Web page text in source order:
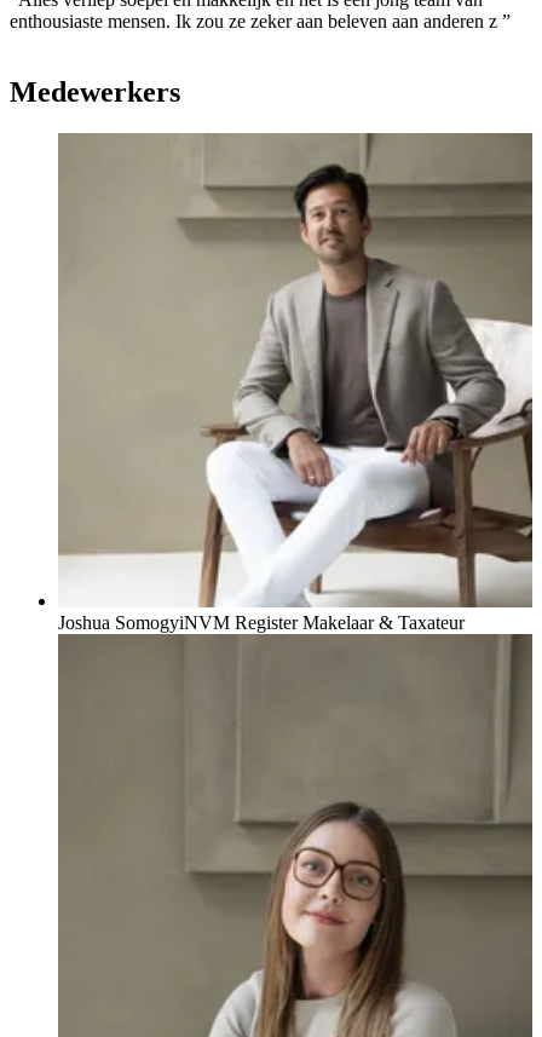
enthousiaste mensen. Ik zou ze zeker aan beleven aan anderen z ”
Medewerkers
Joshua SomogyiNVM Register Makelaar & Taxateur